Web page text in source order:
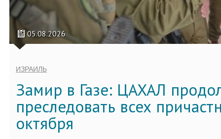
05.08.2026
ИЗРАИЛЬ
Замир в Газе: ЦАХАЛ
преследовать всех
октября